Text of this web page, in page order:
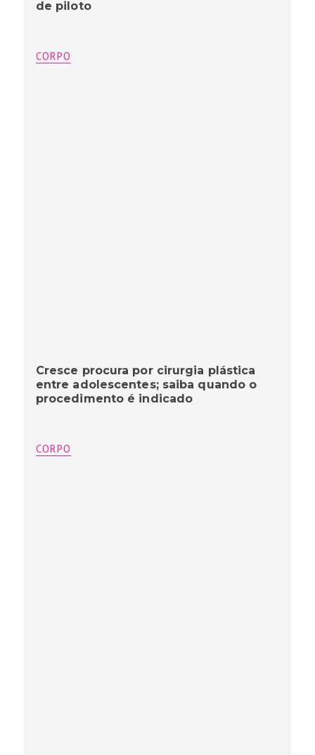
de piloto
CORPO
Cresce procura por cirurgia plástica
entre adolescentes; saiba quando o
procedimento é indicado
CORPO